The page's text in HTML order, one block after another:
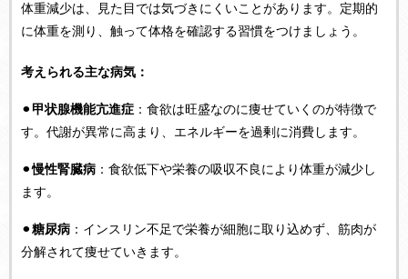
体重減少は、見た目では気づきにくいことがあります。定期的
に体重を測り、触って体格を確認する習慣をつけましょう。
考えられる主な病気：
⚫︎ 甲状腺機能亢進症 ：食欲は旺盛なのに痩せていくのが特徴で
す。代謝が異常に高まり、エネルギーを過剰に消費します。
⚫︎慢性腎臓病 ：食欲低下や栄養の吸収不良により体重が減少し
ます。
⚫︎糖尿病 ：インスリン不足で栄養が細胞に取り込めず、筋肉が
分解されて痩せていきます。